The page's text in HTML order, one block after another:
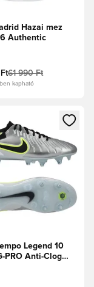
Hazai mez
Authentic
61 990 Ft
kapható
vagy a tagként
egy modált a
Legend 10
PRO Anti-Clog
Volt